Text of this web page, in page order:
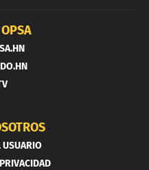
USUARIO